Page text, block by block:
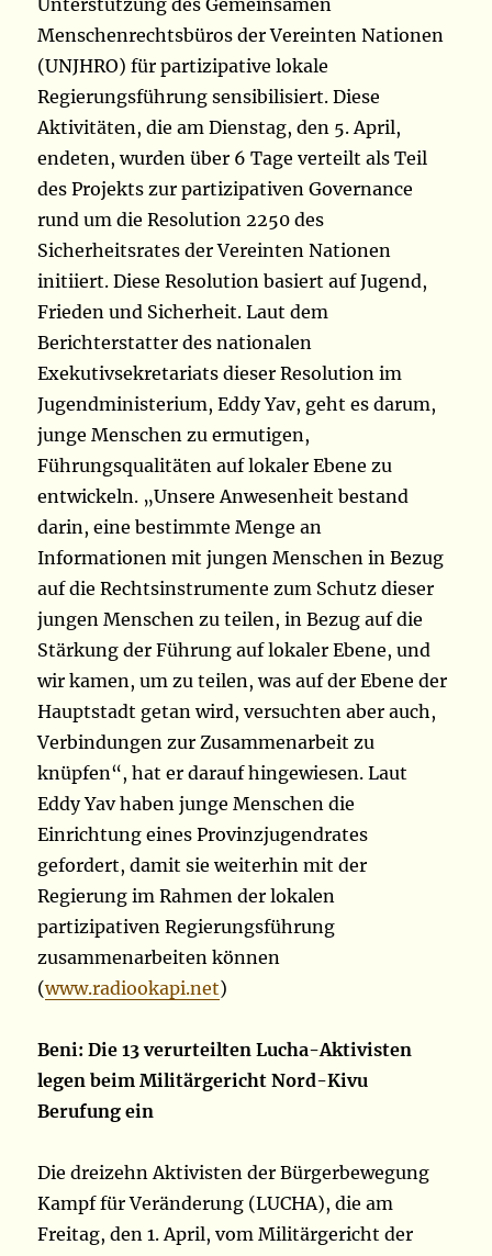
Unterstützung des Gemeinsamen
Menschenrechtsbüros der Vereinten Nationen
(UNJHRO) für partizipative lokale
Regierungsführung sensibilisiert. Diese
Aktivitäten, die am Dienstag, den 5. April,
endeten, wurden über 6 Tage verteilt als Teil
des Projekts zur partizipativen Governance
rund um die Resolution 2250 des
Sicherheitsrates der Vereinten Nationen
initiiert. Diese Resolution basiert auf Jugend,
Frieden und Sicherheit. Laut dem
Berichterstatter des nationalen
Exekutivsekretariats dieser Resolution im
Jugendministerium, Eddy Yav, geht es darum,
junge Menschen zu ermutigen,
Führungsqualitäten auf lokaler Ebene zu
entwickeln. „Unsere Anwesenheit bestand
darin, eine bestimmte Menge an
Informationen mit jungen Menschen in Bezug
auf die Rechtsinstrumente zum Schutz dieser
jungen Menschen zu teilen, in Bezug auf die
Stärkung der Führung auf lokaler Ebene, und
wir kamen, um zu teilen, was auf der Ebene der
Hauptstadt getan wird, versuchten aber auch,
Verbindungen zur Zusammenarbeit zu
knüpfen“, hat er darauf hingewiesen. Laut
Eddy Yav haben junge Menschen die
Einrichtung eines Provinzjugendrates
gefordert, damit sie weiterhin mit der
Regierung im Rahmen der lokalen
partizipativen Regierungsführung
zusammenarbeiten können
(www.radiookapi.net)
Beni: Die 13 verurteilten Lucha-Aktivisten
legen beim Militärgericht Nord-Kivu
Berufung ein
Die dreizehn Aktivisten der Bürgerbewegung
Kampf für Veränderung (LUCHA), die am
Freitag, den 1. April, vom Militärgericht der